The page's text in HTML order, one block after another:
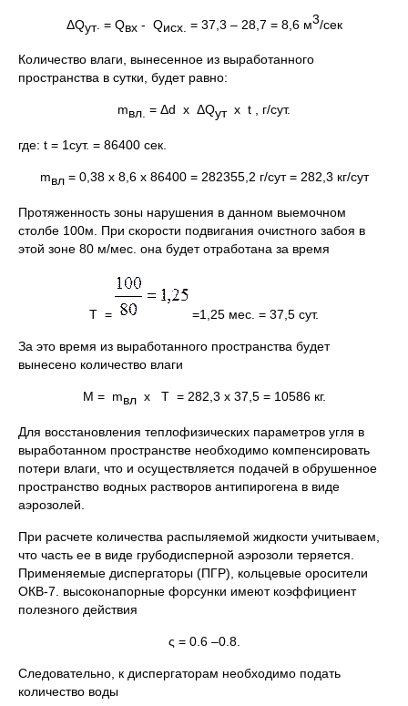
ΔQут. = Qвх- Qисх. = 37,3 – 28,7 = 8,6 м3/сек
Количество влаги, вынесенное из выработанного
пространства в сутки, будет равно:
mвл. = Δd х ΔQут х t , г/сут.
где: t = 1сут. = 86400 сек.
mвл= 0,38 х 8,6 х 86400 = 282355,2 г/сут = 282,3 кг/сут
Протяженность зоны нарушения в данном выемочном
столбе 100м. При скорости подвигания очистного забоя в
этой зоне 80 м/мес. она будет отработана за время
Т = =1,25 мес. = 37,5 сут.
За это время из выработанного пространства будет
вынесено количество влаги
М = mвлх Т = 282,3 х 37,5 = 10586 кг.
Для восстановления теплофизических параметров угля в
выработанном пространстве необходимо компенсировать
потери влаги, что и осуществляется подачей в обрушенное
пространство водных растворов антипирогена в виде
аэрозолей.
При расчете количества распыляемой жидкости учитываем,
что часть ее в виде грубодисперной аэрозоли теряется.
Применяемые диспергаторы (ПГР), кольцевые оросители
ОКВ-7. высоконапорные форсунки имеют коэффициент
полезного действия
ς = 0.6 –0.8.
Следовательно, к диспергаторам необходимо подать
количество воды